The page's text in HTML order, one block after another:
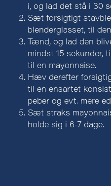
i, og lad det stå i 30
Sæt forsigtigt
blenderglasset, til
Tænd, og lad den
mindst 15 sekunder,
til en mayonnaise.
Hæv derefter
til en ensartet
peber og evt. mere
Sæt straks
holde sig i 6-7 dage.